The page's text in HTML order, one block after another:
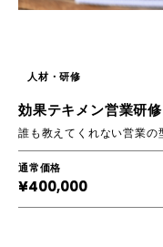
人材・研修
効果テキメン営業研修
通常価格
¥400,000